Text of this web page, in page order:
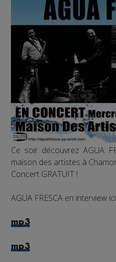
Ce soir découvrez AGUA
maison des artistes à
Concert GRATUIT !
AGUA FRESCA en interview
mp3
mp3